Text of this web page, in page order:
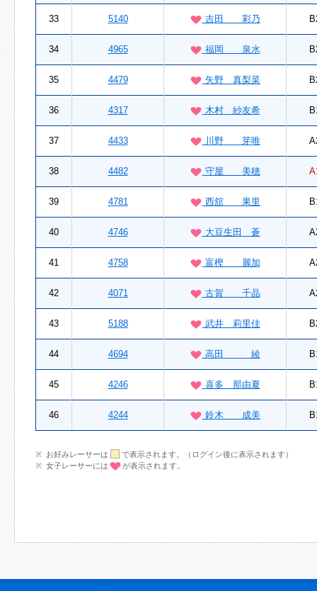
33 5140 吉田 彩乃
34 4965 福岡 泉水
35 4479 矢野 真梨菜
36 4317 木村 紗友希
37 4433 川野 芽唯
38 4482 守屋 美穂
39 4781 西舘 果里
40 4746 大豆生田 蒼
41 4758 富樫 麗加
42 4071 古賀 千晶
43 5188 武井 莉里佳
44 4694 高田 綾
45 4246 喜多 那由夏
46 4244 鈴木 成美
お好みレーサーは
で表示されます。（ログイン後に表示されます）
女子レーサーには
が表示されます。